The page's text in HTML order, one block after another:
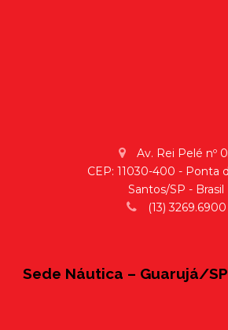
Av. Rei Pelé nº
CEP: 11030-400 - Ponta
Santos/SP - Brasil
(13) 3269.6900
Sede Náutica – Guarujá/SP